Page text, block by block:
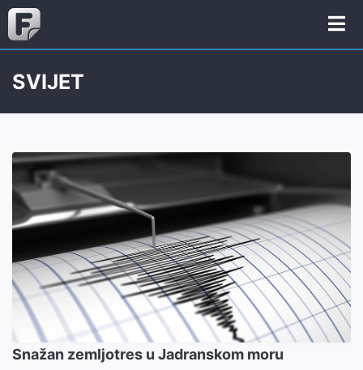
SVIJET
Snažan zemljotres u Jadranskom moru